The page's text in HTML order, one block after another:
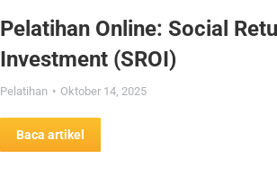
Pelatihan Online: Social
Investment (SROI)
Pelatihan Oktober 14, 2025
Baca artikel